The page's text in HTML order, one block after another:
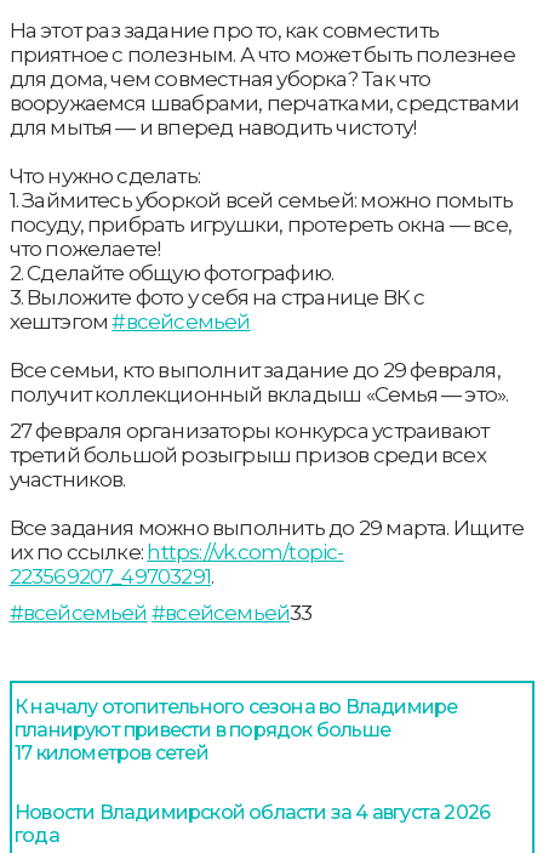
На этот раз задание про то, как совместить
приятное с полезным. А что может быть полезнее
для дома, чем совместная уборка? Так что
вооружаемся швабрами, перчатками, средствами
для мытья — и вперед наводить чистоту!
Что нужно сделать:
1. Займитесь уборкой всей семьей: можно помыть
посуду, прибрать игрушки, протереть окна — все,
что пожелаете!
2. Сделайте общую фотографию.
3. Выложите фото у себя на странице ВК с
хештэгом#всейсемьей
Все семьи, кто выполнит задание до 29 февраля,
получит коллекционный вкладыш «Семья — это».
27 февраля организаторы конкурса устраивают
третий большой розыгрыш призов среди всех
участников.
Все задания можно выполнить до 29 марта. Ищите
их по ссылке: https://vk.com/topic-
223569207_49703291.
#всейсемьей #всейсемьей33
К началу отопительного сезона во Владимире
планируют привести в порядок больше
17 километров сетей
Новости Владимирской области за 4 августа 2026
года